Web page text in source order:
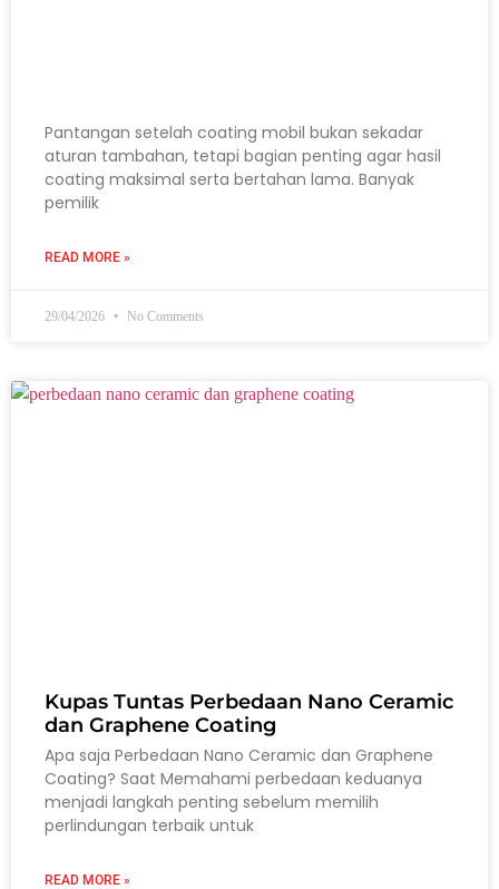
Pantangan setelah coating mobil bukan sekadar
aturan tambahan, tetapi bagian penting agar hasil
coating maksimal serta bertahan lama. Banyak
pemilik
READ MORE »
29/04/2026 No Comments
Kupas Tuntas Perbedaan Nano Ceramic
dan Graphene Coating
Apa saja Perbedaan Nano Ceramic dan Graphene
Coating? Saat Memahami perbedaan keduanya
menjadi langkah penting sebelum memilih
perlindungan terbaik untuk
READ MORE »